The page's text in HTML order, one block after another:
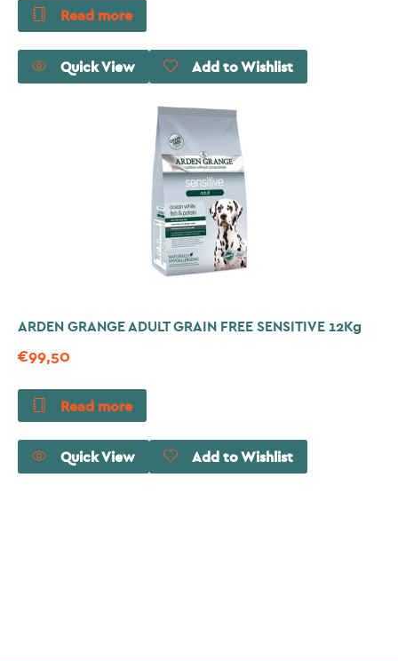
Read more
Quick View Add to Wishlist
ARDEN GRANGE ADULT GRAIN FREE SENSITIVE 12Kg
€99,50
Read more
Quick View Add to Wishlist